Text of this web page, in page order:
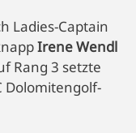
Ladies-Captain
Irene Wendl
Rang 3 setzte
Dolomitengolf-